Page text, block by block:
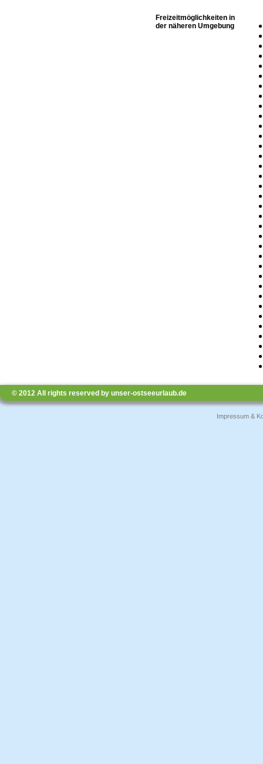
Freizeitmöglichkeiten in
der näheren Umgebung
© 2012 All rights reserved by unser-ostseeurlaub.de
Impressum &